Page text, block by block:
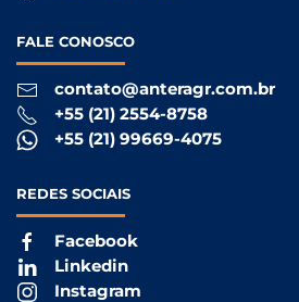
FALE CONOSCO
contato@anteragr.com.br
+55 (21) 2554-8758
+55 (21) 99669-4075
REDES SOCIAIS
Facebook
Linkedin
Instagram